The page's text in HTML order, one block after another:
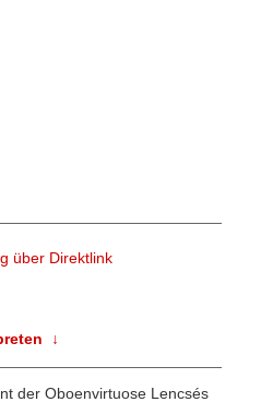
über Direktlink
↓
der Oboenvirtuose Lencsés